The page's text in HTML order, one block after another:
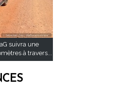
suivra une
à travers...